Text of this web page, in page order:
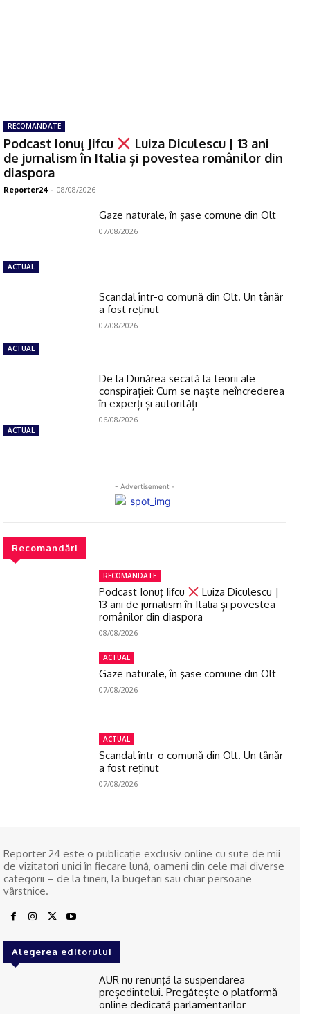
RECOMANDATE
Podcast Ionuţ Jifcu
Luiza Diculescu | 13 ani
de jurnalism în Italia și povestea românilor din
diaspora
Reporter24 - 08/08/2026
ACTUAL
Gaze naturale, în şase comune din Olt
07/08/2026
ACTUAL
Scandal într-o comună din Olt. Un tânăr
a fost reţinut
07/08/2026
ACTUAL
De la Dunărea secată la teorii ale
conspirației: Cum se naște neîncrederea
în experți și autorități
06/08/2026
- Advertisement -
Recomandări
RECOMANDATE
Podcast Ionuţ Jifcu
Luiza Diculescu |
13 ani de jurnalism în Italia și povestea
românilor din diaspora
08/08/2026
ACTUAL
Gaze naturale, în şase comune din Olt
07/08/2026
ACTUAL
Scandal într-o comună din Olt. Un tânăr
a fost reţinut
07/08/2026
Reporter 24 este o publicaţie exclusiv online cu sute de mii
de vizitatori unici în fiecare lună, oameni din cele mai diverse
categorii – de la tineri, la bugetari sau chiar persoane
vârstnice.
Alegerea editorului
AUR nu renunţă la suspendarea
președintelui. Pregătește o platformă
online dedicată parlamentarilor